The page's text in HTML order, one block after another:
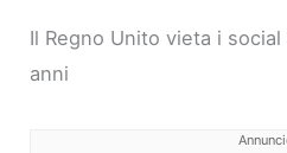
Il Regno Unito vieta i
anni